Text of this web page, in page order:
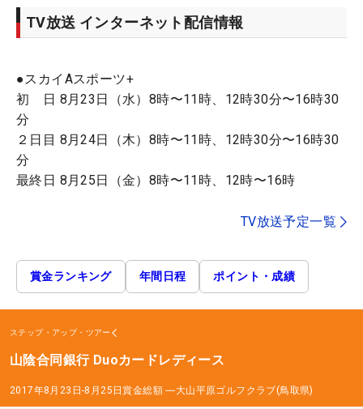
TV放送 インターネット配信情報
●スカイAスポーツ+
初 日 8月23日（水）8時〜11時、12時30分〜16時30
分
２日目 8月24日（木）8時〜11時、12時30分〜16時30
分
最終日 8月25日（金）8時〜11時、12時〜16時
TV放送予定一覧
賞金ランキング 年間日程 ポイント・成績
ステップ・アップ・ツアー
山陰合同銀行 Duoカードレディース
2017年8月23日-8月25日賞金総額 ―大山平原ゴルフクラブ(鳥取県)